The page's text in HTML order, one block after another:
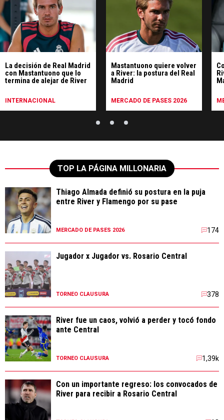
La decisión de Real Madrid
con Mastantuono que lo
termina de alejar de River
INTERNACIONAL
Mastantuono quiere volver
a River: la postura del Real
Madrid
MERCADO DE PASES 2026
TOP LA PÁGINA MILLONARIA
Thiago Almada definió su postura en la puja
entre River y Flamengo por su pase
MERCADO DE PASES 2026 174
Jugador x Jugador vs. Rosario Central
TORNEO CLAUSURA 378
River fue un caos, volvió a perder y tocó fondo
ante Central
TORNEO CLAUSURA 1,39k
Con un importante regreso: los convocados de
River para recibir a Rosario Central